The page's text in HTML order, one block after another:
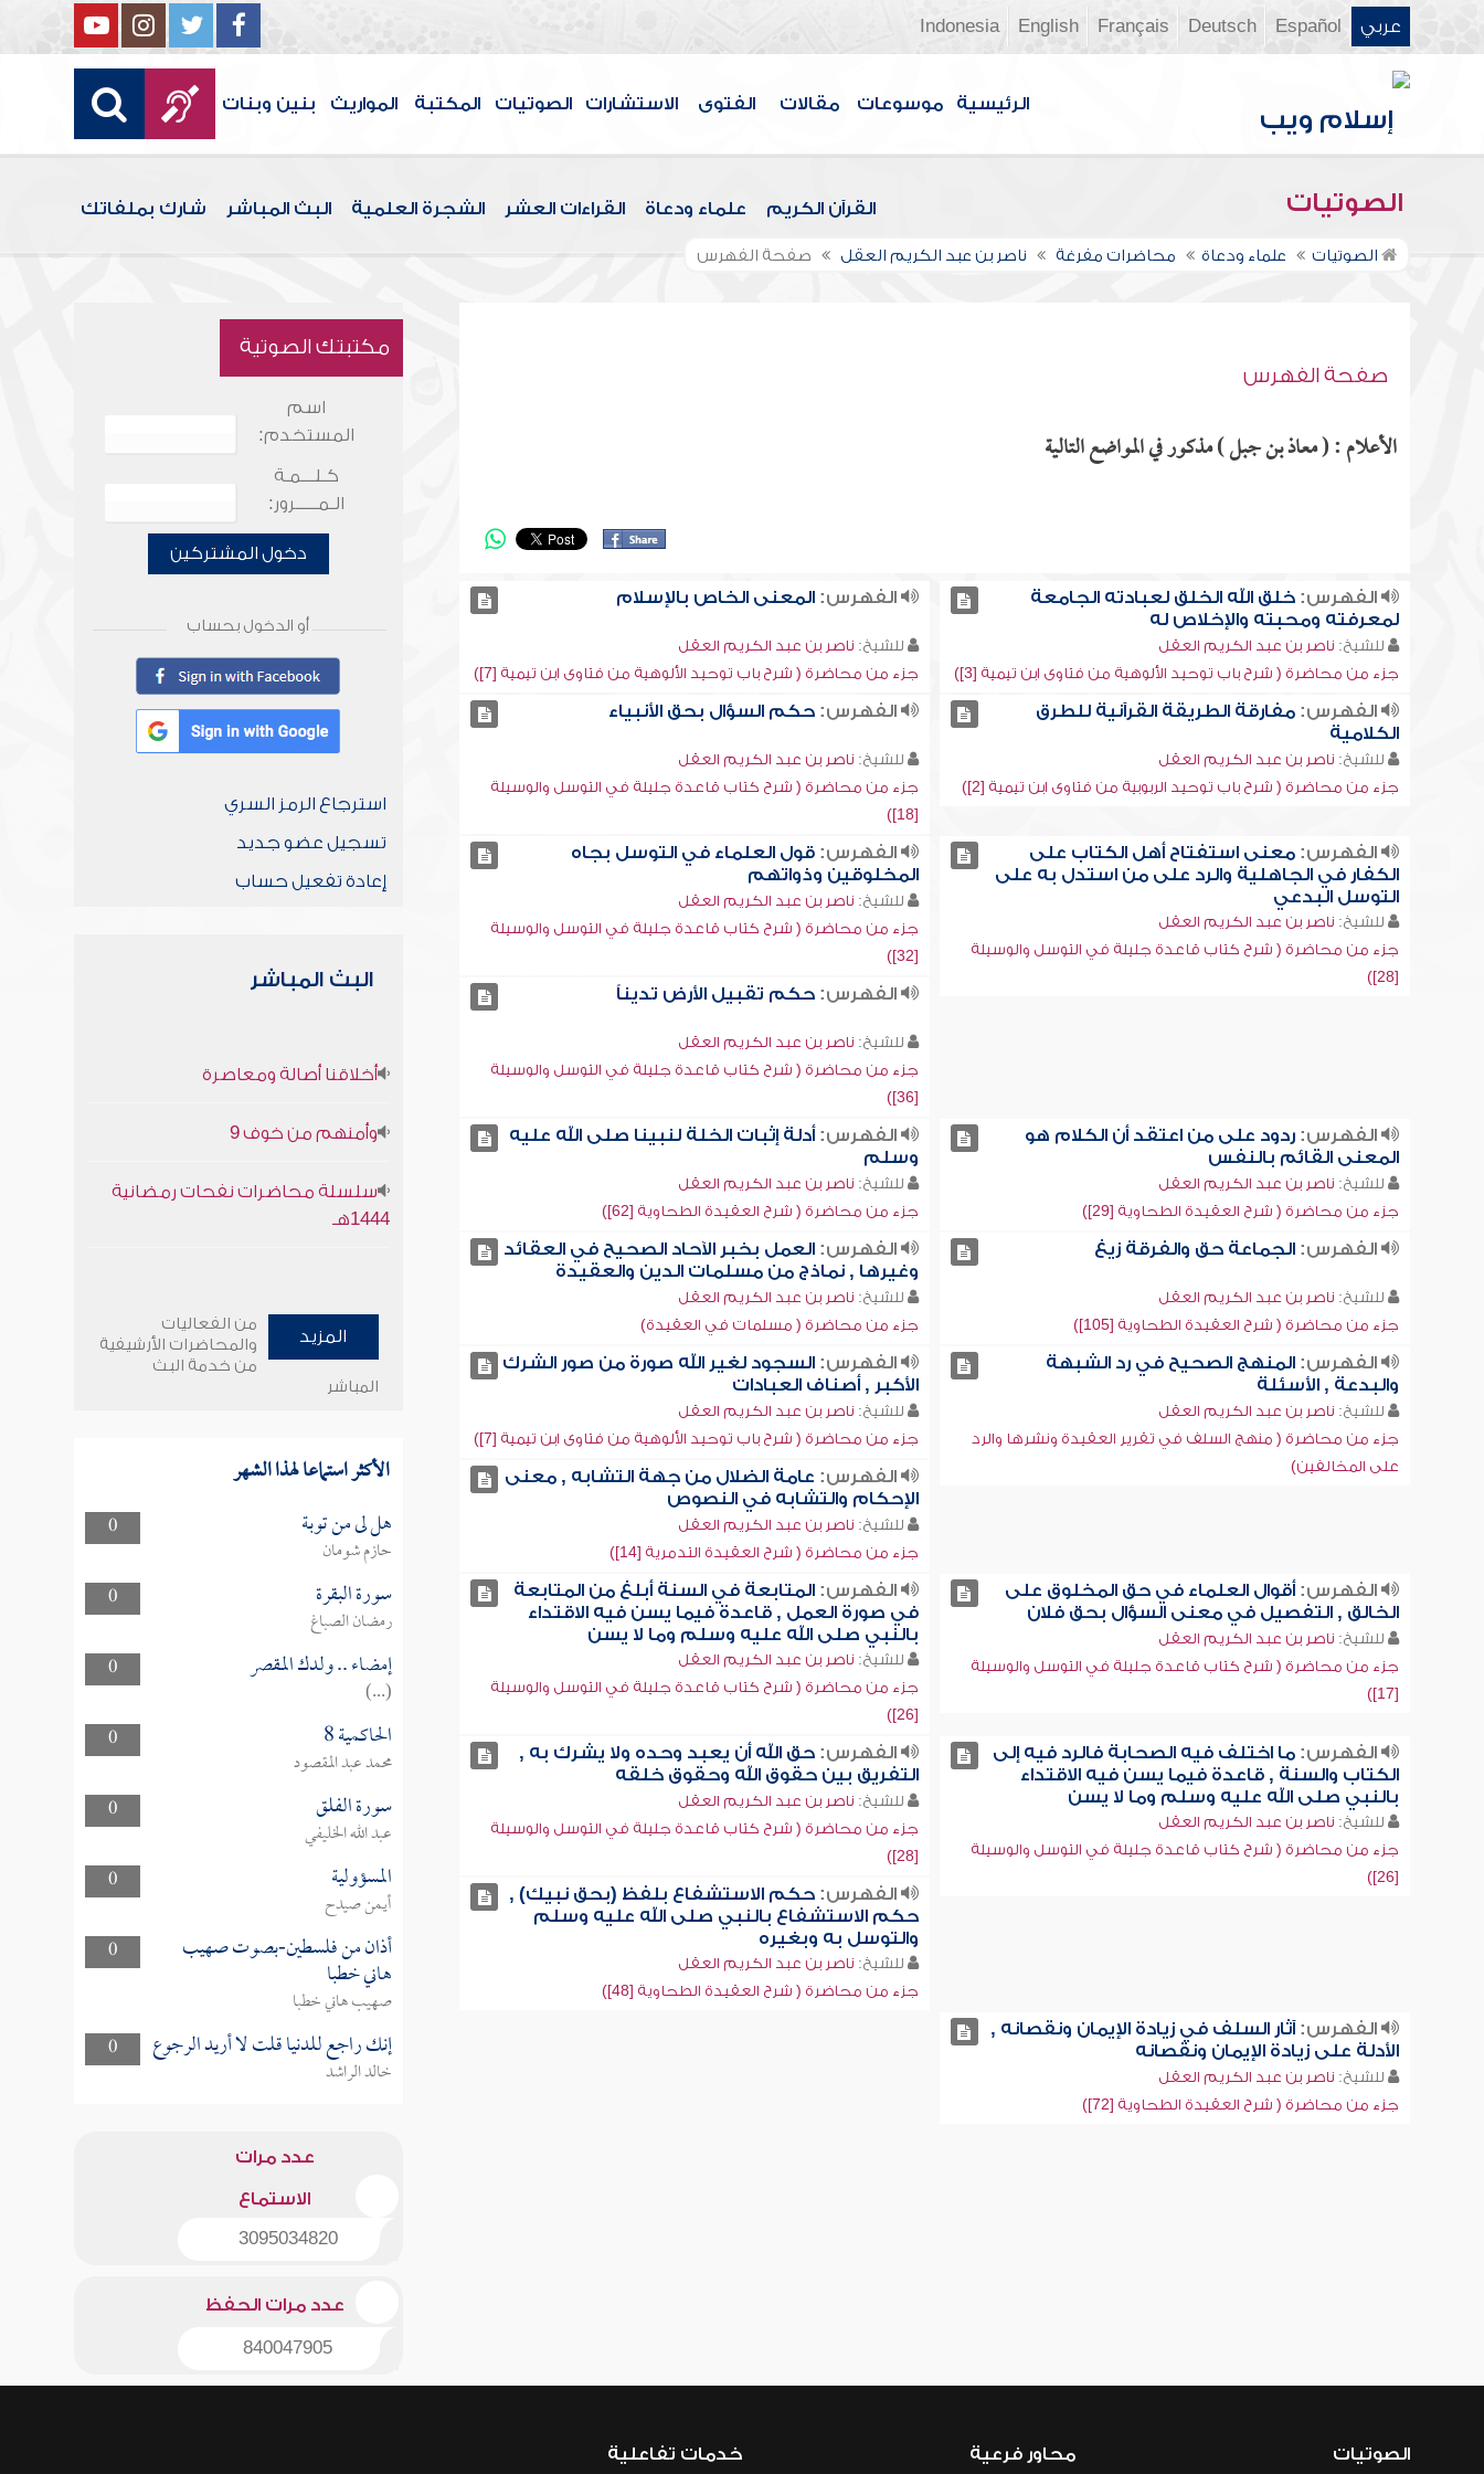
عربي Español
Deutsch
Français
English
Indonesia
الرئيسية موسوعات مقالات الفتوى الاستشارات الصوتيات المكتبة المواريث بنين وبنات
الصوتيات القرآن الكريم علماء ودعاة القراءات العشر الشجرة العلمية البث المباشر شارك بملفاتك
الصوتيات علماء ودعاة محاضرات مفرغة ناصر بن عبد الكريم العقل صفحة الفهرس
صفحة الفهرس
الأعلام : ( معاذ بن جبل ) مذكور في المواضع التالية
الفهرس:خلق الله الخلق لعبادته الجامعة
لمعرفته ومحبته والإخلاص له
للشيخ: ناصر بن عبد الكريم العقل
جزء من محاضرة ( شرح باب توحيد الألوهية من فتاوى ابن تيمية [3])
الفهرس: المعنى الخاص بالإسلام
للشيخ: ناصر بن عبد الكريم العقل
جزء من محاضرة ( شرح باب توحيد الألوهية من فتاوى ابن تيمية [7])
الفهرس:مفارقة الطريقة القرآنية للطرق
الكلامية
للشيخ: ناصر بن عبد الكريم العقل
جزء من محاضرة ( شرح باب توحيد الربوبية من فتاوى ابن تيمية [2])
الفهرس: حكم السؤال بحق الأنبياء
للشيخ: ناصر بن عبد الكريم العقل
جزء من محاضرة ( شرح كتاب قاعدة جليلة في التوسل والوسيلة
[18])
الفهرس:معنى استفتاح أهل الكتاب على
الكفار في الجاهلية والرد على من استدل به على
التوسل البدعي
للشيخ: ناصر بن عبد الكريم العقل
جزء من محاضرة ( شرح كتاب قاعدة جليلة في التوسل والوسيلة
[28])
الفهرس: قول العلماء في التوسل بجاه
المخلوقين وذواتهم
للشيخ: ناصر بن عبد الكريم العقل
جزء من محاضرة ( شرح كتاب قاعدة جليلة في التوسل والوسيلة
[32])
الفهرس: حكم تقبيل الأرض تديناً
للشيخ: ناصر بن عبد الكريم العقل
جزء من محاضرة ( شرح كتاب قاعدة جليلة في التوسل والوسيلة
[36])
الفهرس:ردود على من اعتقد أن الكلام هو
المعنى القائم بالنفس
للشيخ: ناصر بن عبد الكريم العقل
جزء من محاضرة ( شرح العقيدة الطحاوية [29])
الفهرس: أدلة إثبات الخلة لنبينا صلى الله عليه
وسلم
للشيخ: ناصر بن عبد الكريم العقل
جزء من محاضرة ( شرح العقيدة الطحاوية [62])
الفهرس:الجماعة حق والفرقة زيغ
للشيخ: ناصر بن عبد الكريم العقل
جزء من محاضرة ( شرح العقيدة الطحاوية [105])
الفهرس: العمل بخبر الآحاد الصحيح في العقائد
وغيرها , نماذج من مسلمات الدين والعقيدة
للشيخ: ناصر بن عبد الكريم العقل
جزء من محاضرة ( مسلمات في العقيدة)
الفهرس:المنهج الصحيح في رد الشبهة
والبدعة , الأسئلة
للشيخ: ناصر بن عبد الكريم العقل
جزء من محاضرة ( منهج السلف في تقرير العقيدة ونشرها والرد
على المخالفين)
الفهرس: السجود لغير الله صورة من صور الشرك
الأكبر , أصناف العبادات
للشيخ: ناصر بن عبد الكريم العقل
جزء من محاضرة ( شرح باب توحيد الألوهية من فتاوى ابن تيمية [7])
الفهرس: عامة الضلال من جهة التشابه , معنى
الإحكام والتشابه في النصوص
للشيخ: ناصر بن عبد الكريم العقل
جزء من محاضرة ( شرح العقيدة التدمرية [14])
الفهرس:أقوال العلماء في حق المخلوق على
الخالق , التفصيل في معنى السؤال بحق فلان
للشيخ: ناصر بن عبد الكريم العقل
جزء من محاضرة ( شرح كتاب قاعدة جليلة في التوسل والوسيلة
[17])
الفهرس: المتابعة في السنة أبلغ من المتابعة
في صورة العمل , قاعدة فيما يسن فيه الاقتداء
بالنبي صلى الله عليه وسلم وما لا يسن
للشيخ: ناصر بن عبد الكريم العقل
جزء من محاضرة ( شرح كتاب قاعدة جليلة في التوسل والوسيلة
[26])
الفهرس:ما اختلف فيه الصحابة فالرد فيه إلى
الكتاب والسنة , قاعدة فيما يسن فيه الاقتداء
بالنبي صلى الله عليه وسلم وما لا يسن
للشيخ: ناصر بن عبد الكريم العقل
جزء من محاضرة ( شرح كتاب قاعدة جليلة في التوسل والوسيلة
[26])
الفهرس: حق الله أن يعبد وحده ولا يشرك به ,
التفريق بين حقوق الله وحقوق خلقه
للشيخ: ناصر بن عبد الكريم العقل
جزء من محاضرة ( شرح كتاب قاعدة جليلة في التوسل والوسيلة
[28])
الفهرس: حكم الاستشفاع بلفظ (بحق نبيك) ,
حكم الاستشفاع بالنبي صلى الله عليه وسلم
والتوسل به وبغيره
للشيخ: ناصر بن عبد الكريم العقل
جزء من محاضرة ( شرح العقيدة الطحاوية [48])
الفهرس:آثار السلف في زيادة الإيمان ونقصانه ,
الأدلة على زيادة الإيمان ونقصانه
للشيخ: ناصر بن عبد الكريم العقل
جزء من محاضرة ( شرح العقيدة الطحاوية [72])
مكتبتك الصوتية
اسم
المستخدم:
كـلـــمـة
الـمـــــرور:
دخول المشتركين
أو الدخول بحساب
استرجاع الرمز السري
تسجيل عضو جديد
إعادة تفعيل حساب
البث المباشر
أخلاقنا أصالة ومعاصرة
وأمنهم من خوف 9
سلسلة محاضرات نفحات رمضانية
1444هـ
المزيد
من الفعاليات
والمحاضرات الأرشيفية
من خدمة البث
المباشر
الأكثر استماعا لهذا الشهر
0 هل لى من توبة
حازم شومان
0
سورة البقرة
رمضان الصباغ
0
إمضاء .. ولدك المقصر
(...)
0
الحاكمية 8
محمد عبد المقصود
0
سورة الفلق
عبد الله الخليفي
0
المسؤولية
أيمن صيدح
0
أذان من فلسطين-بصوت صهيب
هاني خطبا
صهيب هاني خطبا
0
إنك راجع للدنيا قلت لا أريد الرجوع
خالد الراشد
عدد مرات
الاستماع
3095034820
عدد مرات الحفظ
840047905
الصوتيات محاور فرعية خدمات تفاعلية